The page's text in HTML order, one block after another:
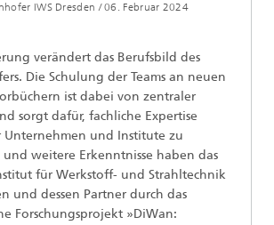
IWS Dresden / 06. Februar 2024
verändert das Berufsbild des
Die Schulung der Teams an neuen
ist dabei von zentraler
sorgt dafür, fachliche Expertise
Unternehmen und Institute zu
und weitere Erkenntnisse haben das
für Werkstoff- und Strahltechnik
und dessen Partner durch das
Forschungsprojekt »DiWan: